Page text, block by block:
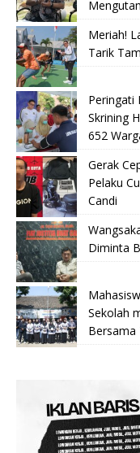
Meriah!
Tarik
Peringati
Skrining
652
Gerak
Pelaku
Candi
Diminta
Sekolah
Bersama